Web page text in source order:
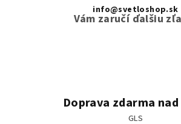
info@svetloshop.sk
Vám zaručí ďalšiu
Doprava zdarma
GLS